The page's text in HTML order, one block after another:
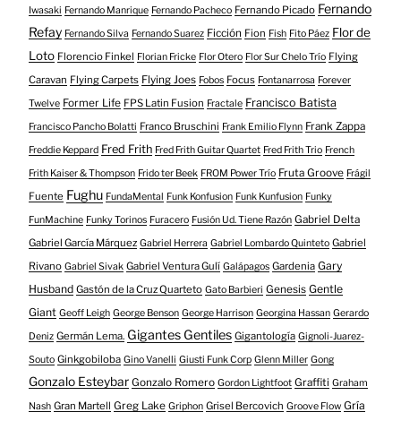
Iwasaki Fernando Manrique Fernando Pacheco Fernando Picado Fernando
Refay Fernando Silva Fernando Suarez Ficción Fion Fish Fito Páez Flor de
Loto Florencio Finkel Florian Fricke Flor Otero Flor Sur Chelo Trío Flying
Caravan Flying Carpets Flying Joes Fobos Focus Fontanarrosa Forever
Twelve Former Life FPS Latin Fusion Fractale Francisco Batista
Francisco Pancho Bolatti Franco Bruschini Frank Emilio Flynn Frank Zappa
Freddie Keppard Fred Frith Fred Frith Guitar Quartet Fred Frith Trio French
Frith Kaiser & Thompson Frido ter Beek FROM Power Trío Fruta Groove Frágil
Fuente Fughu FundaMental Funk Konfusion Funk Kunfusion Funky
FunMachine Funky Torinos Furacero Fusión Ud. Tiene Razón Gabriel Delta
Gabriel García Márquez Gabriel Herrera Gabriel Lombardo Quinteto Gabriel
Rivano Gabriel Sivak Gabriel Ventura Gulí Galápagos Gardenia Gary
Husband Gastón de la Cruz Quarteto Gato Barbieri Genesis Gentle
Giant Geoff Leigh George Benson George Harrison Georgina Hassan Gerardo
Deniz Germán Lema. Gigantes Gentiles Gigantología Gignoli-Juarez-
Souto Ginkgobiloba Gino Vanelli Giusti Funk Corp Glenn Miller Gong
Gonzalo Esteybar Gonzalo Romero Gordon Lightfoot Graffiti Graham
Nash Gran Martell Greg Lake Griphon Grisel Bercovich Groove Flow Gría